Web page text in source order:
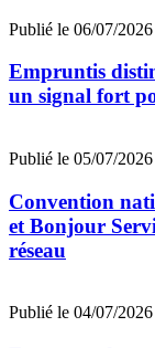
Publié le 06/07/2026
Empruntis
un signal fort
Publié le 05/07/2026
Convention
et Bonjour
réseau
Publié le 04/07/2026